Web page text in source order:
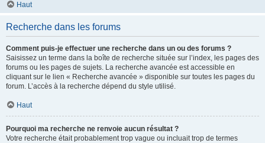
Haut
Recherche dans les forums
Comment puis-je effectuer une recherche dans un ou des forums ?
Saisissez un terme dans la boîte de recherche située sur l’index, les pages des
forums ou les pages de sujets. La recherche avancée est accessible en
cliquant sur le lien « Recherche avancée » disponible sur toutes les pages du
forum. L’accès à la recherche dépend du style utilisé.
Haut
Pourquoi ma recherche ne renvoie aucun résultat ?
Votre recherche était probablement trop vague ou incluait trop de termes